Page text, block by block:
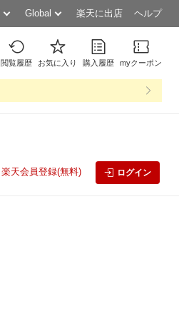
Global 楽天に出店 ヘルプ
閲覧履歴 お気に入り 購入履歴 myクーポン
楽天会員登録(無料) ログイン